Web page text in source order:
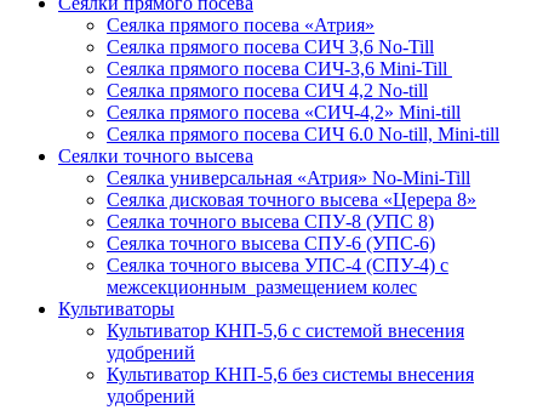
Сеялка прямого посева «Атрия»
Сеялка прямого посева СИЧ 3,6 No-Till
Сеялка прямого посева СИЧ-3,6 Mini-Till
Сеялка прямого посева СИЧ 4,2 No-till
Сеялка прямого посева «СИЧ-4,2» Mini-till
Сеялка прямого посева СИЧ 6.0 No-till, Mini-till
Сеялки точного высева
Сеялка универсальная «Атрия» No-Mini-Till
Сеялка дисковая точного высева «Церера 8»
Сеялка точного высева СПУ-8 (УПС 8)
Сеялка точного высева СПУ-6 (УПС-6)
Сеялка точного высева УПС-4 (СПУ-4) с
межсекционным размещением колес
Культиваторы
Культиватор КНП-5,6 с системой внесения
удобрений
Культиватор КНП-5,6 без системы внесения
удобрений